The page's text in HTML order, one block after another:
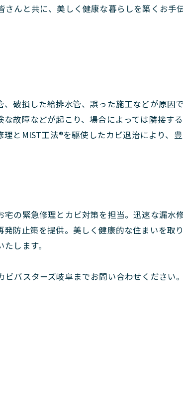
んと共に、美しく健康な暮らしを築くお手
破損した給排水管、誤った施工などが原因
故障などが起こり、場合によっては隣接す
とMIST工法®を駆使したカビ退治により、
の緊急修理とカビ対策を担当。迅速な漏水
防止策を提供。美しく健康的な住まいを取
します。
バスターズ岐阜までお問い合わせください。